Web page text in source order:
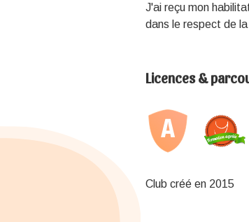
J'ai reçu mon
dans le respect de
Licences &
Club créé en 2015